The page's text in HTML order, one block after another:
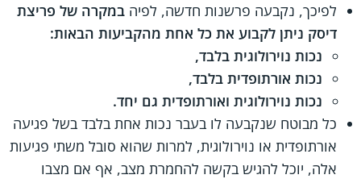
לפיכך, נקבעה פרשנות חדשה, לפיה במקרה של פריצת
דיסק ניתן לקבוע את כל אחת מהקביעות הבאות:
נכות נוירולוגית בלבד,
נכות אורתופדית בלבד,
נכות נוירולוגית ואורתופדית גם יחד.
כל מבוטח שנקבעה לו בעבר נכות אחת בלבד בשל פגיעה
אורתופדית או נוירולוגית, למרות שהוא סובל משתי פגיעות
אלה, יוכל להגיש בקשה להחמרת מצב, אף אם מצבו